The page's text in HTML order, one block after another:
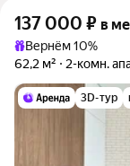
137 000 ₽ в
Вернём 10%
62,2 м²
2-комн.
3D-тур